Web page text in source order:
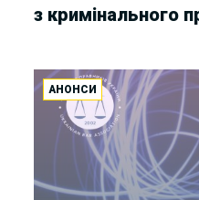
з кримінального
АНОНСИ